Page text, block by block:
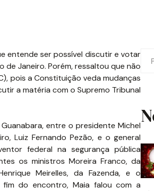
entende ser possível discutir e votar
de Janeiro. Porém, ressaltou que não
pois a Constituição veda mudanças
a matéria com o Supremo Tribunal
entre o presidente Michel
Luiz Fernando Pezão, e o general
federal na segurança pública
os ministros Moreira Franco, da
Meirelles, da Fazenda, e o
fim do encontro, Maia falou com a
por: